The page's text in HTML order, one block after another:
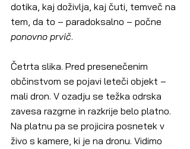
dotika, kaj doživlja, kaj čuti, temveč na
tem, da to – paradoksalno – počne
ponovno prvič.
Četrta slika. Pred presenečenim
občinstvom se pojavi leteči objekt –
mali dron. V ozadju se težka odrska
zavesa razgrne in razkrije belo platno.
Na platnu pa se projicira posnetek v
živo s kamere, ki je na dronu. Vidimo